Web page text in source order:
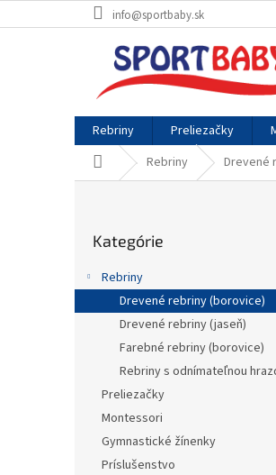
na
info@sportbaby.sk
Rebriny Preliezačky
DomovRebriny Drevené
p
a
kategórie
Kategórie
Rebriny
Drevené rebriny (borovice)
Drevené rebriny (jaseň)
Farebné rebriny (borovice)
Rebriny s odnímateľnou
Preliezačky
Montessori
Gymnastické žínenky
Príslušenstvo